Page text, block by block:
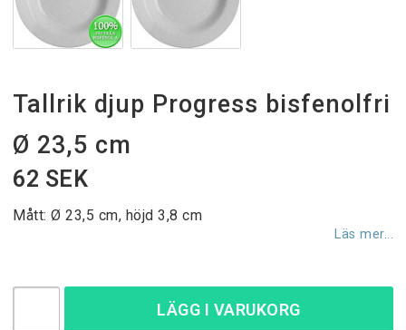
Tallrik djup Progress bisfenolfri
Ø 23,5 cm
62 SEK
Mått: Ø 23,5 cm, höjd 3,8 cm
Läs mer...
LÄGG I VARUKORG